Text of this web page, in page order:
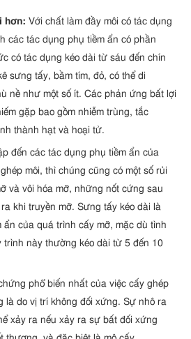
hơn: Với chất làm đầy môi có tác dụng
các tác dụng phụ tiềm ẩn có phần
có tác dụng kéo dài từ sáu đến chín
sưng tấy, bầm tím, đỏ, có thể di
nề như một số ít. Các phản ứng bất lợi
gặp bao gồm nhiễm trùng, tắc
thành hạt và hoại tử.
đến các tác dụng phụ tiềm ẩn của
môi, thì chúng cũng có một số rủi
và vôi hóa mỡ, những nốt cứng sau
khi truyền mỡ. Sưng tấy kéo dài là
ẩn của quá trình cấy mỡ, mặc dù tình
này thường kéo dài từ 5 đến 10
phổ biến nhất của việc cấy ghép
là do vị trí không đối xứng. Sự nhô ra
xảy ra nếu xảy ra sự bất đối xứng